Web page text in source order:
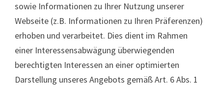
sowie Informationen zu Ihrer Nutzung unserer
Webseite (z.B. Informationen zu Ihren Präferenzen)
erhoben und verarbeitet. Dies dient im Rahmen
einer Interessensabwägung überwiegenden
berechtigten Interessen an einer optimierten
Darstellung unseres Angebots gemäß Art. 6 Abs. 1